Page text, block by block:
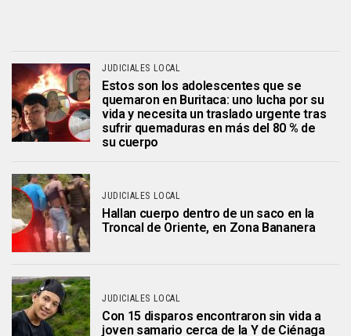
JUDICIALES LOCAL
Estos son los adolescentes que se
quemaron en Buritaca: uno lucha por su
vida y necesita un traslado urgente tras
sufrir quemaduras en más del 80 % de
su cuerpo
JUDICIALES LOCAL
Hallan cuerpo dentro de un saco en la
Troncal de Oriente, en Zona Bananera
JUDICIALES LOCAL
Con 15 disparos encontraron sin vida a
joven samario cerca de la Y de Ciénaga